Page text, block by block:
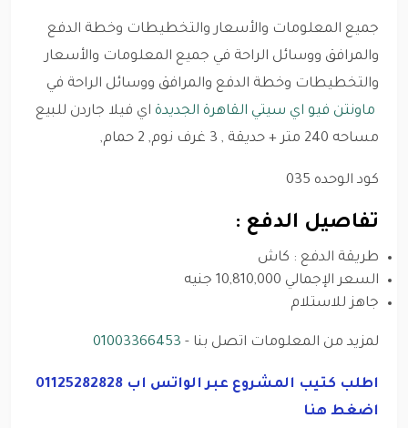
جميع المعلومات والأسعار والتخطيطات وخطة الدفع
والمرافق ووسائل الراحة في جميع المعلومات والأسعار
والتخطيطات وخطة الدفع والمرافق ووسائل الراحة في
ماونتن فيو اي سيتي القاهرة الجديدة اي فيلا جاردن للبيع
مساحه 240 متر + حديقة , 3 غرف نوم, 2 حمام,
كود الوحده 035
تفاصيل الدفع :
طريقة الدفع : كاش
السعر الإجمالي 10,810,000 جنيه
جاهز للاستلام
لمزيد من المعلومات اتصل بنا - 01003366453
اطلب كتيب المشروع عبر الواتس اب 01125282828
اضغط هنا